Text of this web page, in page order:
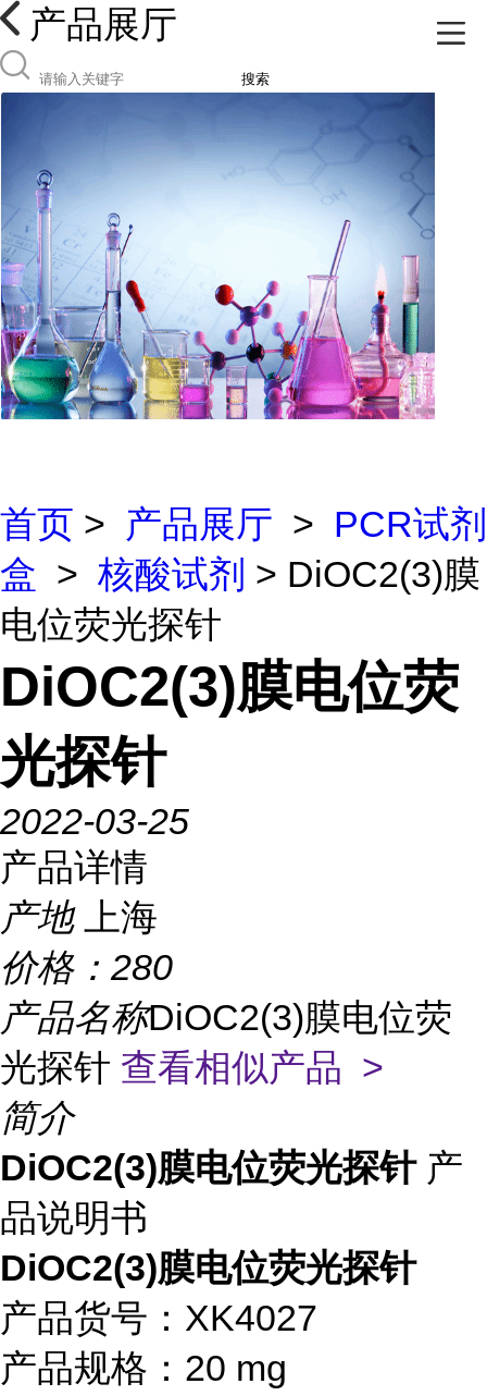
产品展厅
搜索
首页 > 产品展厅 > PCR试剂
盒 > 核酸试剂 > DiOC2(3)膜
电位荧光探针
DiOC2(3)膜电位荧
光探针
2022-03-25
产品详情
产地
上海
价格： 280
产品名称DiOC2(3)膜电位荧
光探针 查看相似产品 >
简介
DiOC2(3)膜电位荧光探针 产
品说明书
DiOC2(3)膜电位荧光探针
产品货号：XK4027
产品规格：20 mg